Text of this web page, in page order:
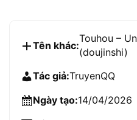
Tên khác:
Touhou –
(doujinshi)
Tác giả:TruyenQQ
Ngày tạo:14/04/2026